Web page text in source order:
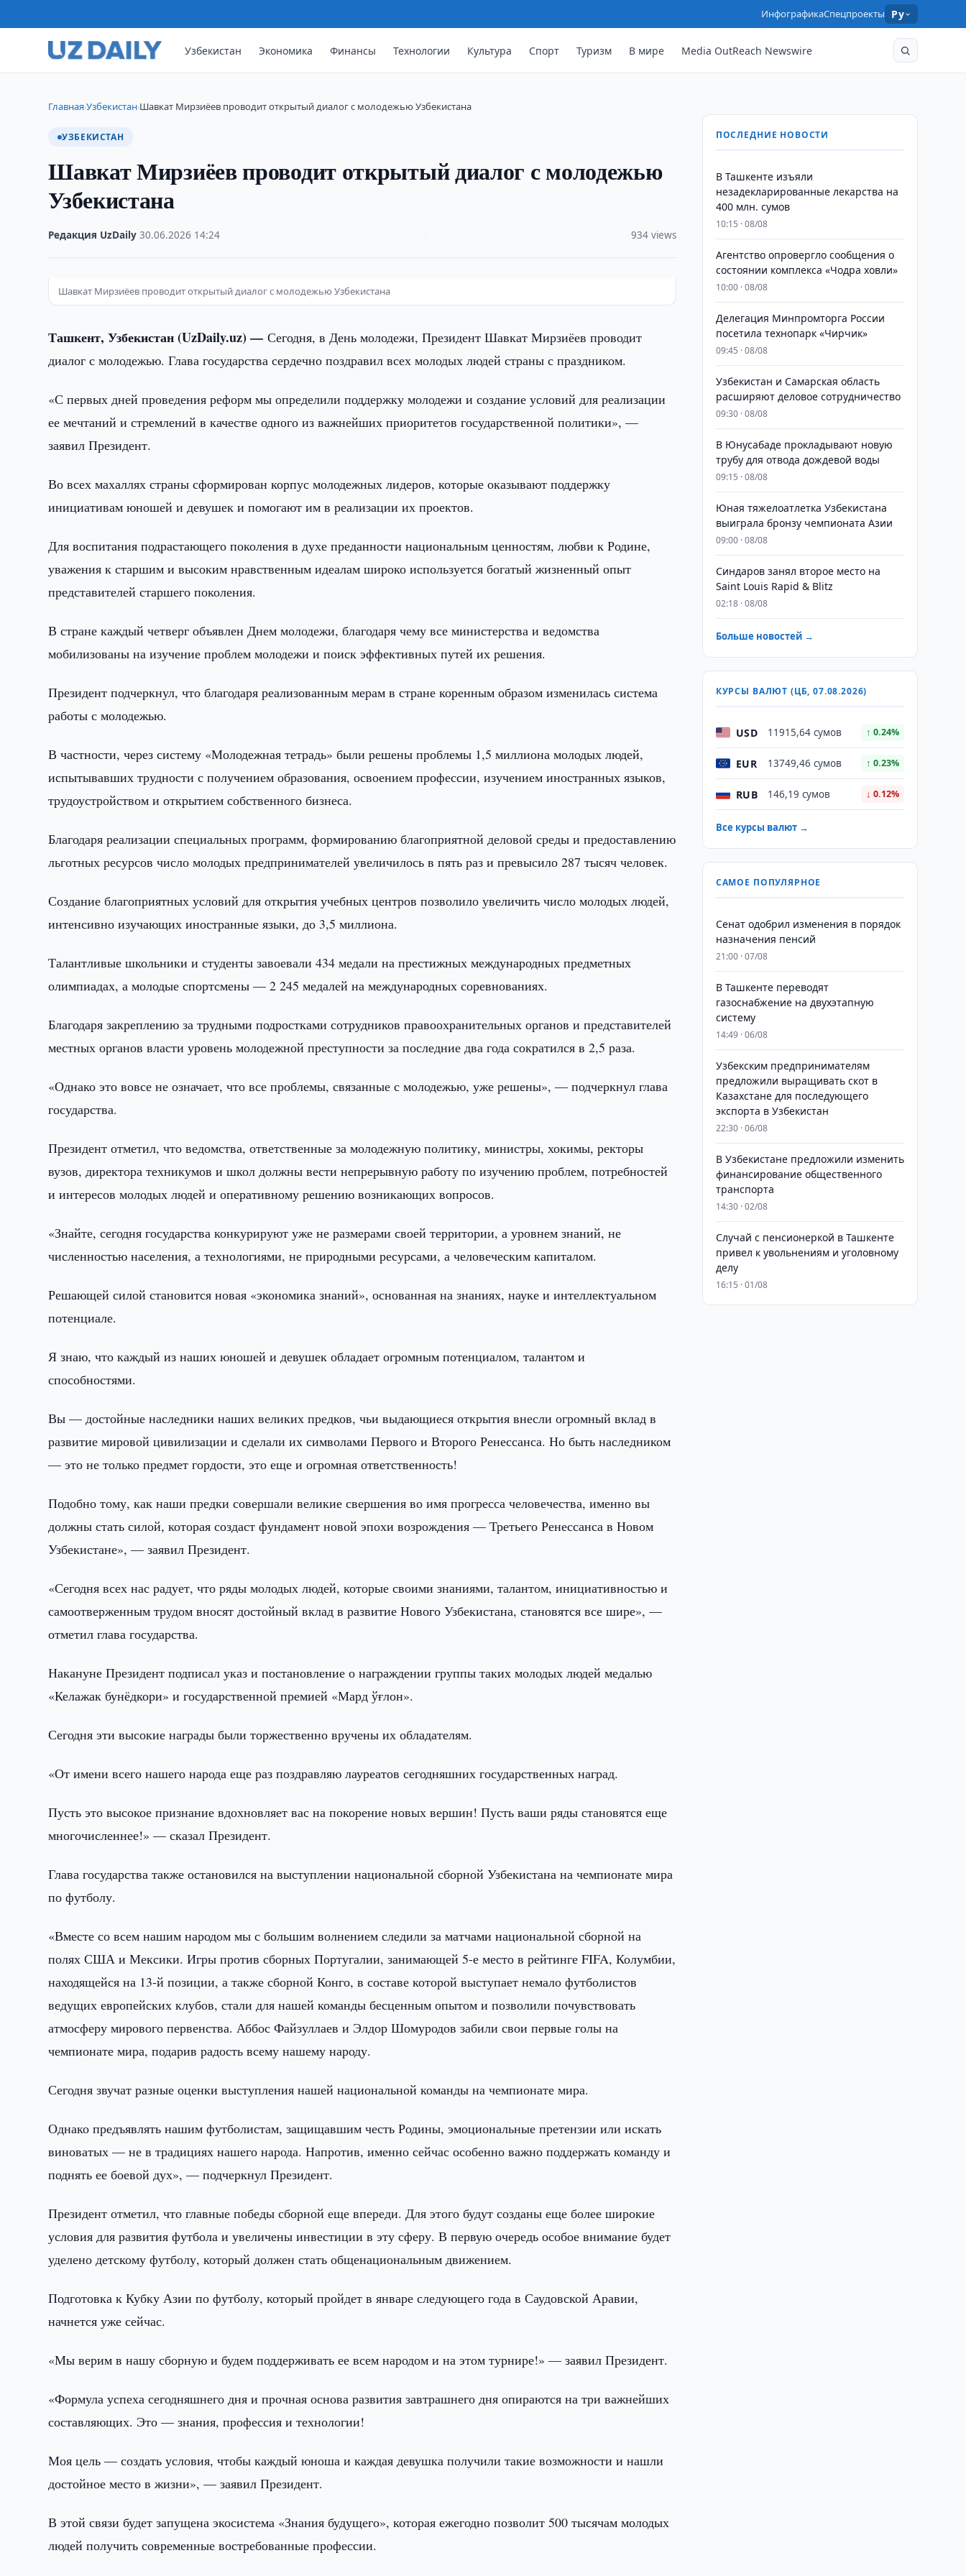
ИнфографикаСпецпроекты Ру
Узбекистан Экономика Финансы Технологии Культура Спорт Туризм В мире Media OutReach Newswire
Главная›Узбекистан›Шавкат Мирзиёев проводит открытый диалог с молодежью Узбекистана
УЗБЕКИСТАН
Шавкат Мирзиёев проводит открытый диалог с молодежью
Узбекистана
Редакция UzDaily ·30.06.2026 14:24 934 views
Шавкат Мирзиёев проводит открытый диалог с молодежью Узбекистана
Ташкент, Узбекистан (UzDaily.uz) —Сегодня, в День молодежи, Президент Шавкат Мирзиёев проводит
диалог с молодежью. Глава государства сердечно поздравил всех молодых людей страны с праздником.
«С первых дней проведения реформ мы определили поддержку молодежи и создание условий для реализации
ее мечтаний и стремлений в качестве одного из важнейших приоритетов государственной политики», —
заявил Президент.
Во всех махаллях страны сформирован корпус молодежных лидеров, которые оказывают поддержку
инициативам юношей и девушек и помогают им в реализации их проектов.
Для воспитания подрастающего поколения в духе преданности национальным ценностям, любви к Родине,
уважения к старшим и высоким нравственным идеалам широко используется богатый жизненный опыт
представителей старшего поколения.
В стране каждый четверг объявлен Днем молодежи, благодаря чему все министерства и ведомства
мобилизованы на изучение проблем молодежи и поиск эффективных путей их решения.
Президент подчеркнул, что благодаря реализованным мерам в стране коренным образом изменилась система
работы с молодежью.
В частности, через систему «Молодежная тетрадь» были решены проблемы 1,5 миллиона молодых людей,
испытывавших трудности с получением образования, освоением профессии, изучением иностранных языков,
трудоустройством и открытием собственного бизнеса.
Благодаря реализации специальных программ, формированию благоприятной деловой среды и предоставлению
льготных ресурсов число молодых предпринимателей увеличилось в пять раз и превысило 287 тысяч человек.
Создание благоприятных условий для открытия учебных центров позволило увеличить число молодых людей,
интенсивно изучающих иностранные языки, до 3,5 миллиона.
Талантливые школьники и студенты завоевали 434 медали на престижных международных предметных
олимпиадах, а молодые спортсмены — 2 245 медалей на международных соревнованиях.
Благодаря закреплению за трудными подростками сотрудников правоохранительных органов и представителей
местных органов власти уровень молодежной преступности за последние два года сократился в 2,5 раза.
«Однако это вовсе не означает, что все проблемы, связанные с молодежью, уже решены», — подчеркнул глава
государства.
Президент отметил, что ведомства, ответственные за молодежную политику, министры, хокимы, ректоры
вузов, директора техникумов и школ должны вести непрерывную работу по изучению проблем, потребностей
и интересов молодых людей и оперативному решению возникающих вопросов.
«Знайте, сегодня государства конкурируют уже не размерами своей территории, а уровнем знаний, не
численностью населения, а технологиями, не природными ресурсами, а человеческим капиталом.
Решающей силой становится новая «экономика знаний», основанная на знаниях, науке и интеллектуальном
потенциале.
Я знаю, что каждый из наших юношей и девушек обладает огромным потенциалом, талантом и
способностями.
Вы — достойные наследники наших великих предков, чьи выдающиеся открытия внесли огромный вклад в
развитие мировой цивилизации и сделали их символами Первого и Второго Ренессанса. Но быть наследником
— это не только предмет гордости, это еще и огромная ответственность!
Подобно тому, как наши предки совершали великие свершения во имя прогресса человечества, именно вы
должны стать силой, которая создаст фундамент новой эпохи возрождения — Третьего Ренессанса в Новом
Узбекистане», — заявил Президент.
«Сегодня всех нас радует, что ряды молодых людей, которые своими знаниями, талантом, инициативностью и
самоотверженным трудом вносят достойный вклад в развитие Нового Узбекистана, становятся все шире», —
отметил глава государства.
Накануне Президент подписал указ и постановление о награждении группы таких молодых людей медалью
«Келажак бунёдкори» и государственной премией «Мард ўғлон».
Сегодня эти высокие награды были торжественно вручены их обладателям.
«От имени всего нашего народа еще раз поздравляю лауреатов сегодняшних государственных наград.
Пусть это высокое признание вдохновляет вас на покорение новых вершин! Пусть ваши ряды становятся еще
многочисленнее!» — сказал Президент.
Глава государства также остановился на выступлении национальной сборной Узбекистана на чемпионате мира
по футболу.
«Вместе со всем нашим народом мы с большим волнением следили за матчами национальной сборной на
полях США и Мексики. Игры против сборных Португалии, занимающей 5-е место в рейтинге FIFA, Колумбии,
находящейся на 13-й позиции, а также сборной Конго, в составе которой выступает немало футболистов
ведущих европейских клубов, стали для нашей команды бесценным опытом и позволили почувствовать
атмосферу мирового первенства. Аббос Файзуллаев и Элдор Шомуродов забили свои первые голы на
чемпионате мира, подарив радость всему нашему народу.
Сегодня звучат разные оценки выступления нашей национальной команды на чемпионате мира.
Однако предъявлять нашим футболистам, защищавшим честь Родины, эмоциональные претензии или искать
виноватых — не в традициях нашего народа. Напротив, именно сейчас особенно важно поддержать команду и
поднять ее боевой дух», — подчеркнул Президент.
Президент отметил, что главные победы сборной еще впереди. Для этого будут созданы еще более широкие
условия для развития футбола и увеличены инвестиции в эту сферу. В первую очередь особое внимание будет
уделено детскому футболу, который должен стать общенациональным движением.
Подготовка к Кубку Азии по футболу, который пройдет в январе следующего года в Саудовской Аравии,
начнется уже сейчас.
«Мы верим в нашу сборную и будем поддерживать ее всем народом и на этом турнире!» — заявил Президент.
«Формула успеха сегодняшнего дня и прочная основа развития завтрашнего дня опираются на три важнейших
составляющих. Это — знания, профессия и технологии!
Моя цель — создать условия, чтобы каждый юноша и каждая девушка получили такие возможности и нашли
достойное место в жизни», — заявил Президент.
В этой связи будет запущена экосистема «Знания будущего», которая ежегодно позволит 500 тысячам молодых
людей получить современные востребованные профессии.
ПОСЛЕДНИЕ НОВОСТИ
​​​​​​​В Ташкенте изъяли
незадекларированные лекарства на
400 млн. сумов
10:15 · 08/08
Агентство опровергло сообщения о
состоянии комплекса «Чодра ховли»
10:00 · 08/08
Делегация Минпромторга России
посетила технопарк «Чирчик»
09:45 · 08/08
Узбекистан и Самарская область
расширяют деловое сотрудничество
09:30 · 08/08
В Юнусабаде прокладывают новую
трубу для отвода дождевой воды
09:15 · 08/08
Юная тяжелоатлетка Узбекистана
выиграла бронзу чемпионата Азии
09:00 · 08/08
Синдаров занял второе место на
Saint Louis Rapid & Blitz
02:18 · 08/08
Больше новостей →
КУРСЫ ВАЛЮТ (ЦБ, 07.08.2026)
USD 11915,64 сумов ↑ 0.24%
EUR 13749,46 сумов ↑ 0.23%
RUB 146,19 сумов ↓ 0.12%
Все курсы валют →
САМОЕ ПОПУЛЯРНОЕ
Сенат одобрил изменения в порядок
назначения пенсий
21:00 · 07/08
В Ташкенте переводят
газоснабжение на двухэтапную
систему
14:49 · 06/08
Узбекским предпринимателям
предложили выращивать скот в
Казахстане для последующего
экспорта в Узбекистан
22:30 · 06/08
В Узбекистане предложили изменить
финансирование общественного
транспорта
14:30 · 02/08
Случай с пенсионеркой в Ташкенте
привел к увольнениям и уголовному
делу
16:15 · 01/08